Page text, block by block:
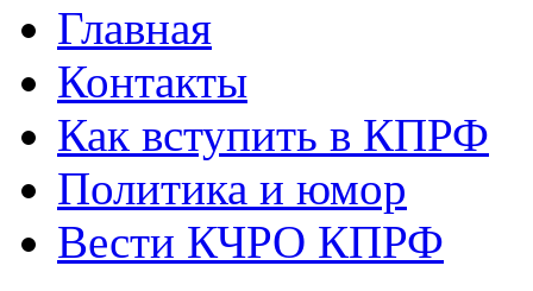
Главная
Контакты
Как вступить в КПРФ
Политика и юмор
Вести КЧРО КПРФ